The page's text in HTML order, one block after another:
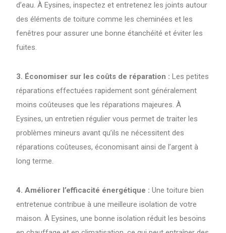
d’eau. À Eysines, inspectez et entretenez les joints autour
des éléments de toiture comme les cheminées et les
fenêtres pour assurer une bonne étanchéité et éviter les
fuites.
3. Économiser sur les coûts de réparation : Les petites
réparations effectuées rapidement sont généralement
moins coûteuses que les réparations majeures. À
Eysines, un entretien régulier vous permet de traiter les
problèmes mineurs avant qu’ils ne nécessitent des
réparations coûteuses, économisant ainsi de l’argent à
long terme.
4. Améliorer l’efficacité énergétique : Une toiture bien
entretenue contribue à une meilleure isolation de votre
maison. À Eysines, une bonne isolation réduit les besoins